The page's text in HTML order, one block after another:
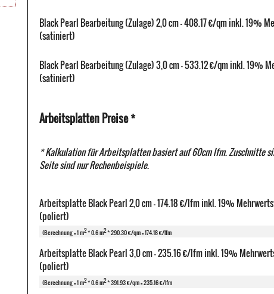
Black Pearl Bearbeitung (Zulage) 2,0 cm - 408.17 €/qm inkl. 19%
(satiniert)
Black Pearl Bearbeitung (Zulage) 3,0 cm - 533.12 €/qm inkl. 19%
(satiniert)
Arbeitsplatten Preise *
* Kalkulation für Arbeitsplatten basiert auf 60cm lfm. Zuschnitte
Seite sind nur Rechenbeispiele.
Arbeitsplatte Black Pearl 2,0 cm - 174.18 €/lfm inkl. 19%
(poliert)
(Berechnung = 1 m2* 0.6 m2* 290.30 €/qm = 174.18 €/lfm
Arbeitsplatte Black Pearl 3,0 cm - 235.16 €/lfm inkl. 19%
(poliert)
(Berechnung = 1 m2* 0.6 m2* 391.93 €/qm = 235.16 €/lfm